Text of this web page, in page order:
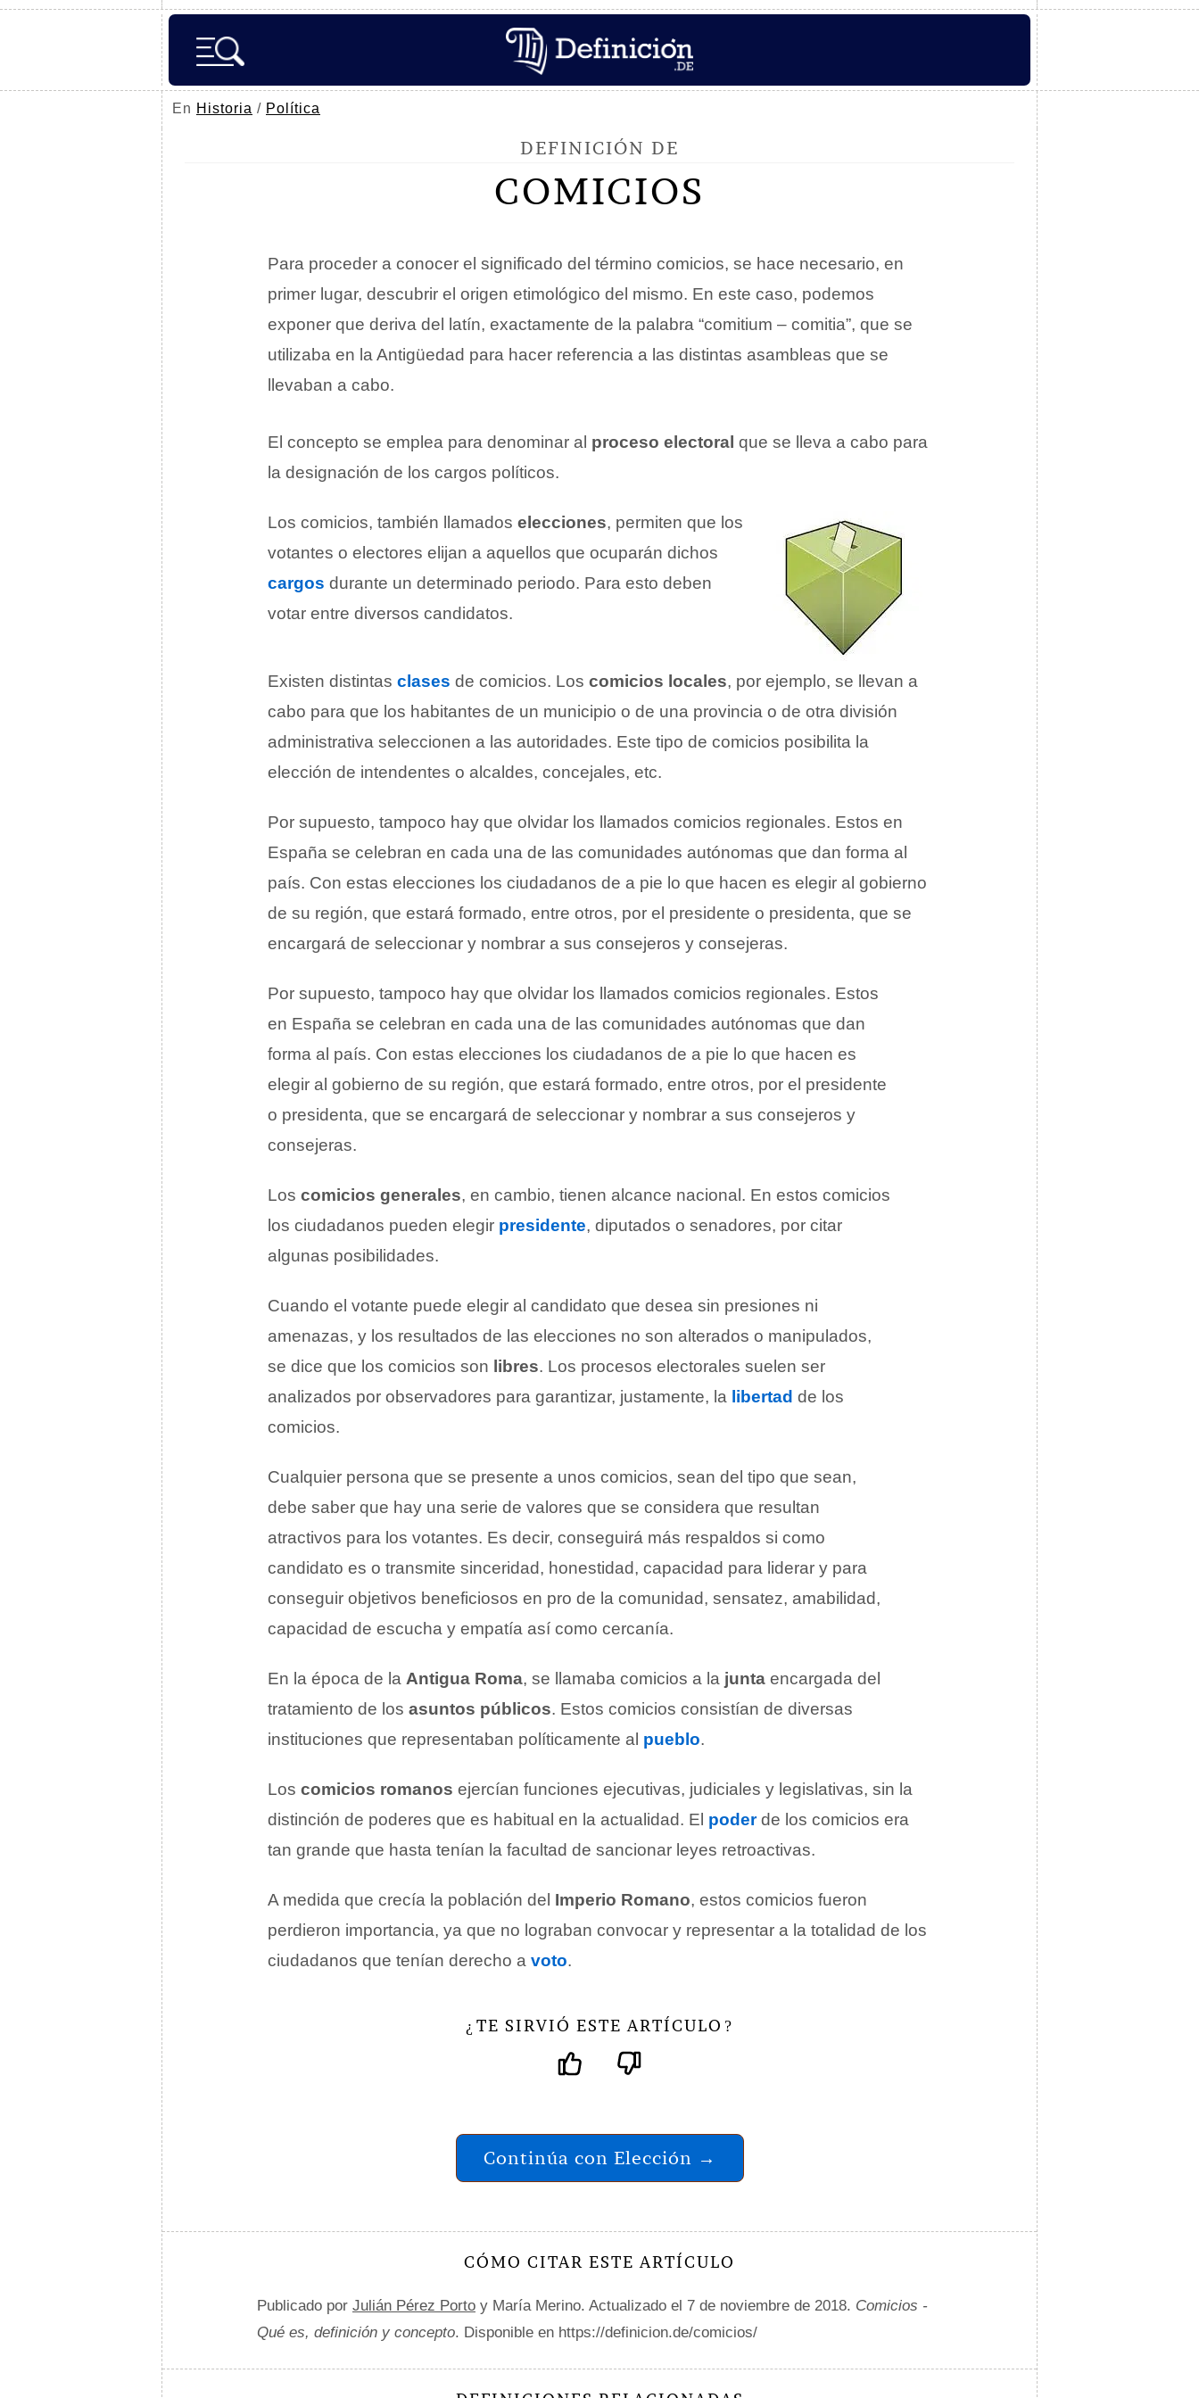
En Historia / Política
DEFINICIÓN DE
COMICIOS
Para proceder a conocer el significado del término comicios, se hace necesario, en
primer lugar, descubrir el origen etimológico del mismo. En este caso, podemos
exponer que deriva del latín, exactamente de la palabra “comitium – comitia”, que se
utilizaba en la Antigüedad para hacer referencia a las distintas asambleas que se
llevaban a cabo.
El concepto se emplea para denominar al proceso electoral que se lleva a cabo para
la designación de los cargos políticos.
Los comicios, también llamados elecciones, permiten que los
votantes o electores elijan a aquellos que ocuparán dichos
cargos durante un determinado periodo. Para esto deben
votar entre diversos candidatos.
Existen distintas clases de comicios. Los comicios locales, por ejemplo, se llevan a
cabo para que los habitantes de un municipio o de una provincia o de otra división
administrativa seleccionen a las autoridades. Este tipo de comicios posibilita la
elección de intendentes o alcaldes, concejales, etc.
Por supuesto, tampoco hay que olvidar los llamados comicios regionales. Estos en
España se celebran en cada una de las comunidades autónomas que dan forma al
país. Con estas elecciones los ciudadanos de a pie lo que hacen es elegir al gobierno
de su región, que estará formado, entre otros, por el presidente o presidenta, que se
encargará de seleccionar y nombrar a sus consejeros y consejeras.
Por supuesto, tampoco hay que olvidar los llamados comicios regionales. Estos
en España se celebran en cada una de las comunidades autónomas que dan
forma al país. Con estas elecciones los ciudadanos de a pie lo que hacen es
elegir al gobierno de su región, que estará formado, entre otros, por el presidente
o presidenta, que se encargará de seleccionar y nombrar a sus consejeros y
consejeras.
Los comicios generales, en cambio, tienen alcance nacional. En estos comicios
los ciudadanos pueden elegir presidente, diputados o senadores, por citar
algunas posibilidades.
Cuando el votante puede elegir al candidato que desea sin presiones ni
amenazas, y los resultados de las elecciones no son alterados o manipulados,
se dice que los comicios son libres. Los procesos electorales suelen ser
analizados por observadores para garantizar, justamente, la libertad de los
comicios.
Cualquier persona que se presente a unos comicios, sean del tipo que sean,
debe saber que hay una serie de valores que se considera que resultan
atractivos para los votantes. Es decir, conseguirá más respaldos si como
candidato es o transmite sinceridad, honestidad, capacidad para liderar y para
conseguir objetivos beneficiosos en pro de la comunidad, sensatez, amabilidad,
capacidad de escucha y empatía así como cercanía.
En la época de la Antigua Roma, se llamaba comicios a la junta encargada del
tratamiento de los asuntos públicos. Estos comicios consistían de diversas
instituciones que representaban políticamente al pueblo.
Los comicios romanos ejercían funciones ejecutivas, judiciales y legislativas, sin la
distinción de poderes que es habitual en la actualidad. El poderde los comicios era
tan grande que hasta tenían la facultad de sancionar leyes retroactivas.
A medida que crecía la población del Imperio Romano, estos comicios fueron
perdieron importancia, ya que no lograban convocar y representar a la totalidad de los
ciudadanos que tenían derecho a voto.
¿ TE SIRVIÓ ESTE ARTÍCULO ?
Continúa con Elección →
CÓMO CITAR ESTE ARTÍCULO
Publicado por Julián Pérez Porto y María Merino. Actualizado el 7 de noviembre de 2018. Comicios -
Qué es, definición y concepto. Disponible en https://definicion.de/comicios/